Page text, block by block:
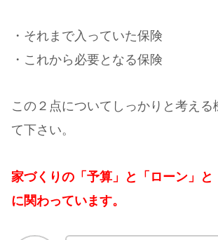
・それまで入っていた保険
・これから必要となる保険
この２点についてしっかりと考える
て下さい。
家づくりの「予算」と「ローン」と
に関わっています。